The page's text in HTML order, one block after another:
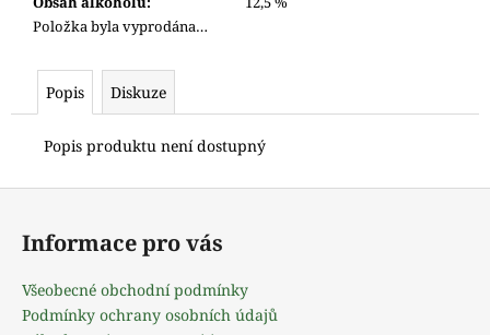
Položka byla vyprodána…
Popis Diskuze
Popis produktu není dostupný
Z
Informace pro vás
Všeobecné obchodní podmínky
Podmínky ochrany osobních údajů